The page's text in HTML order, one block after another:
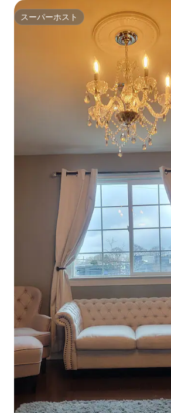
スーパーホスト
スーパーホスト